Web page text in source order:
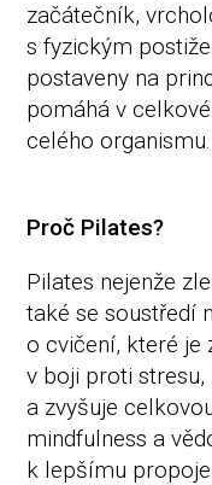
začátečník,
s fyzickým
postaveny na
pomáhá v
celého organismu.
Proč Pilates?
Pilates nejenže
také se soustředí
o cvičení, které je
v boji proti
a zvyšuje
mindfulness a
k lepšímu